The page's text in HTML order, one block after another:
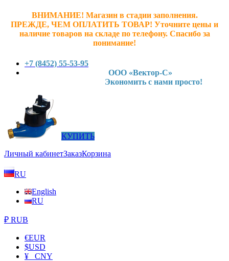
ВНИМАНИЕ! Магазин в стадии заполнения.
ПРЕЖДЕ, ЧЕМ ОПЛАТИТЬ ТОВАР! Уточните цены и
наличие товаров на складе по телефону. Спасибо за
понимание!
+7 (8452) 55-53-95
ООО «Вектор-С»
Экономить с нами просто!
КУПИТЬ
Личный кабинетЗаказКорзина
RU
English
RU
₽ RUB
€EUR
$USD
¥ CNY